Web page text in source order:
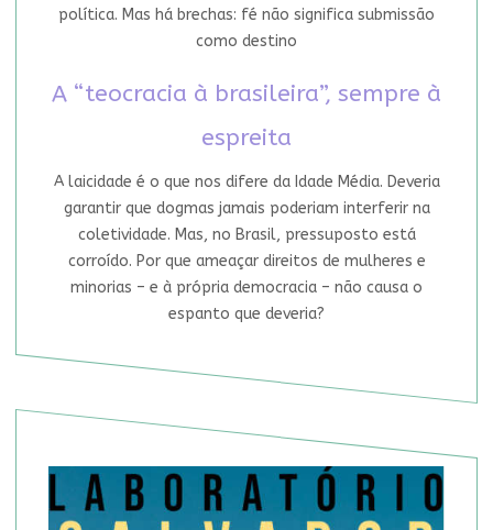
política. Mas há brechas: fé não significa submissão
como destino
A “teocracia à brasileira”, sempre à
espreita
A laicidade é o que nos difere da Idade Média. Deveria
garantir que dogmas jamais poderiam interferir na
coletividade. Mas, no Brasil, pressuposto está
corroído. Por que ameaçar direitos de mulheres e
minorias – e à própria democracia – não causa o
espanto que deveria?